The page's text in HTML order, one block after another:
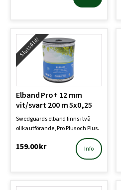
Slutsåld!
Elband Pro+ 12 mm
vit/svart 200 m 5x0,25
Swedguards elband finns i två
olika utförande, Pro Plus och Plus.
159.00kr Info